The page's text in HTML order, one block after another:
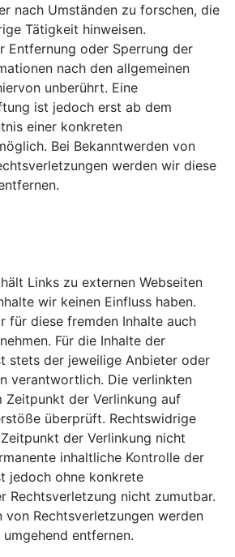
nach Umständen zu forschen, die
Tätigkeit hinweisen.
Entfernung oder Sperrung der
nach den allgemeinen
unberührt. Eine
ist jedoch erst ab dem
einer konkreten
Bei Bekanntwerden von
werden wir diese
Links zu externen Webseiten
wir keinen Einfluss haben.
für diese fremden Inhalte auch
Für die Inhalte der
stets der jeweilige Anbieter oder
verantwortlich. Die verlinkten
Zeitpunkt der Verlinkung auf
überprüft. Rechtswidrige
der Verlinkung nicht
inhaltliche Kontrolle der
jedoch ohne konkrete
Rechtsverletzung nicht zumutbar.
von Rechtsverletzungen werden
entfernen.